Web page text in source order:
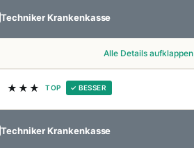
Techniker Krankenkasse
Alle Details aufklappen
★★★ TOP ✓ BESSER
Techniker Krankenkasse